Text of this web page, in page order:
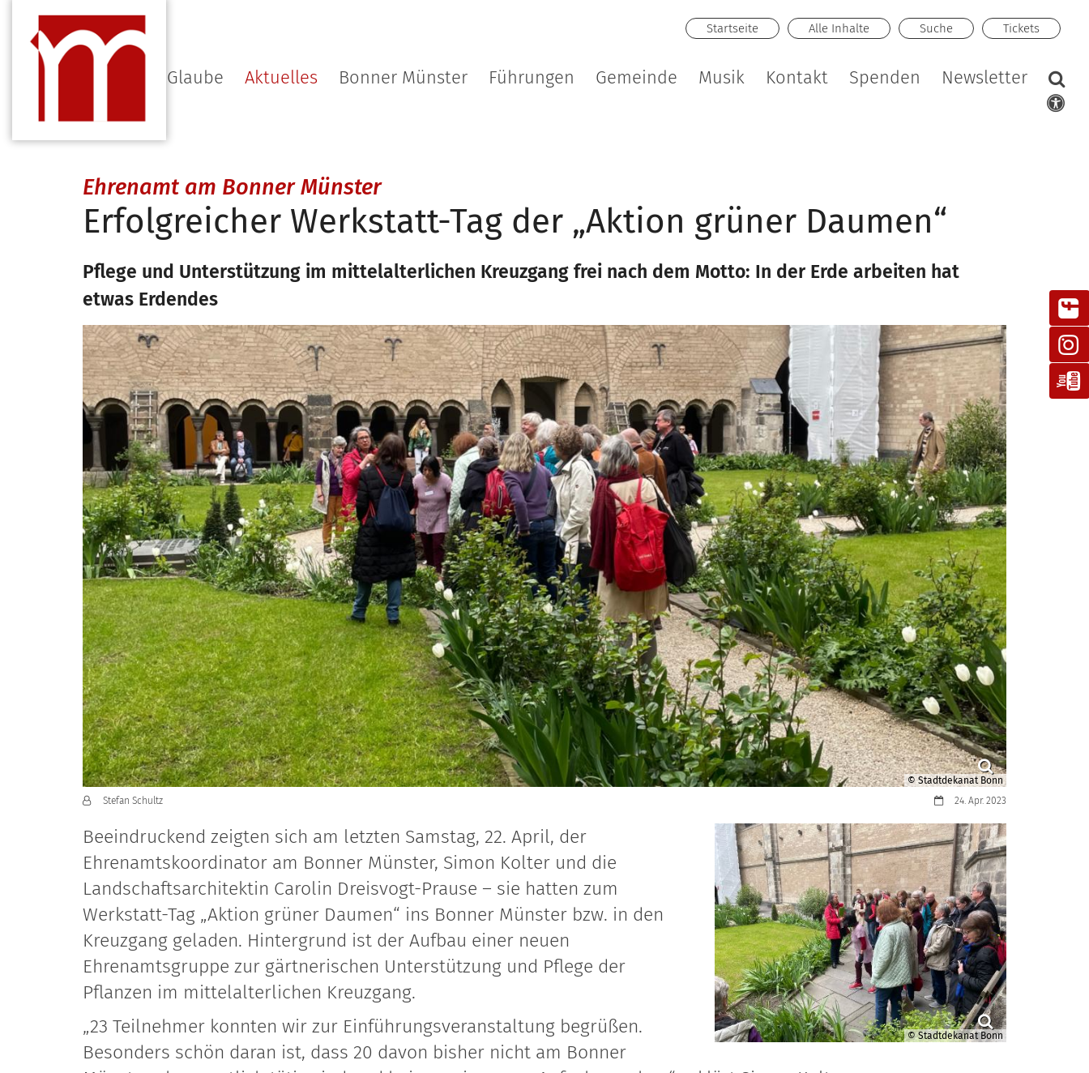
Zum Inhalt springen
Startseite Alle Inhalte Suche Tickets
Gottesdienst & Glaube Aktuelles Bonner Münster Führungen Gemeinde Musik Kontakt Spenden Newsletter
Ehrenamt am Bonner Münster:
Erfolgreicher Werkstatt-Tag der „Aktion grüner Daumen“
Pflege und Unterstützung im mittelalterlichen Kreuzgang frei nach dem Motto: In der Erde arbeiten hat
etwas Erdendes
© Stadtdekanat Bonn
Datum:24. Apr. 2023
Von: Stefan Schultz
© Stadtdekanat Bonn
Beeindruckend zeigten sich am letzten Samstag, 22. April, der
Ehrenamtskoordinator am Bonner Münster, Simon Kolter und die
Landschaftsarchitektin Carolin Dreisvogt-Prause – sie hatten zum
Werkstatt-Tag „Aktion grüner Daumen“ ins Bonner Münster bzw. in den
Kreuzgang geladen. Hintergrund ist der Aufbau einer neuen
Ehrenamtsgruppe zur gärtnerischen Unterstützung und Pflege der
Pflanzen im mittelalterlichen Kreuzgang.
„23 Teilnehmer konnten wir zur Einführungsveranstaltung begrüßen.
Besonders schön daran ist, dass 20 davon bisher nicht am Bonner